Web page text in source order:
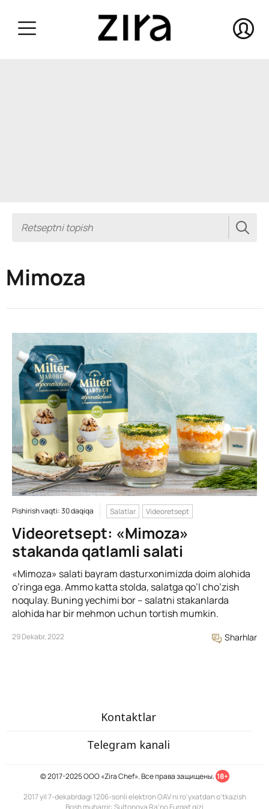
Mimoza
Pishirish vaqti: 30 daqiqa Salatlar Videoretsept
Videoretsept: «Mimoza»
stakanda qatlamli salati
«Mimoza» salati bayram dasturxonimizda doim alohida
o’ringa ega. Ammo katta stolda, salatga qo’l cho’zish
noqulay. Buning yechimi bor – salatni stakanlarda
alohida har bir mehmon uchun tortish mumkin.
29 Dekabr, 2022 Sharhlar
Kontaktlar
Telegram kanali
© 2017-2025 ООО «Zira Chef». Все права защищены. 18+
2017 yil 7-dekabrdagi 1206-sonli elektron OAV ni ro'yxatdan o'tkazish
Bosh muharrir: Sultonova Ra’no Furqat qizi